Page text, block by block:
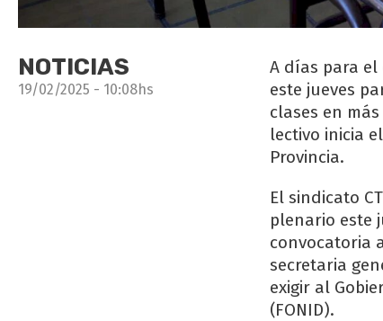
NOTICIAS
19/02/2025 - 10:08hs
A días para el
este jueves
clases en
lectivo inicia
Provincia.
El sindicato
plenario este
convocatoria
secretaria
exigir al
(FONID).